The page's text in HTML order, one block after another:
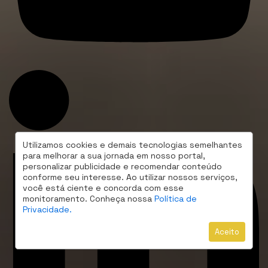
Utilizamos cookies e demais tecnologias semelhantes
para melhorar a sua jornada em nosso portal,
personalizar publicidade e recomendar conteúdo
conforme seu interesse. Ao utilizar nossos serviços,
você está ciente e concorda com esse
monitoramento. Conheça nossa Política de
Privacidade.
Aceito